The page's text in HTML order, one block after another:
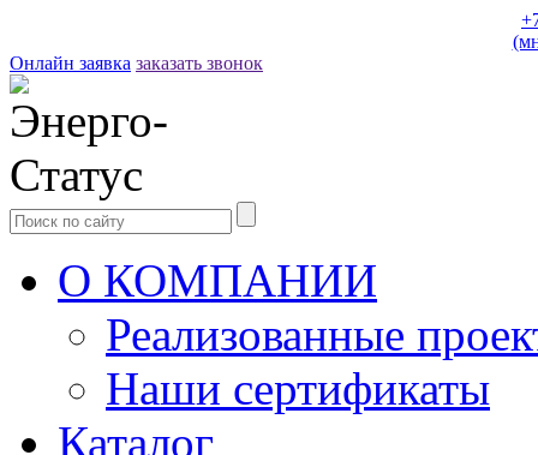
Онлайн заявка заказать звонок
О КОМПАНИИ
Реализованные
Наши сертификаты
Каталог